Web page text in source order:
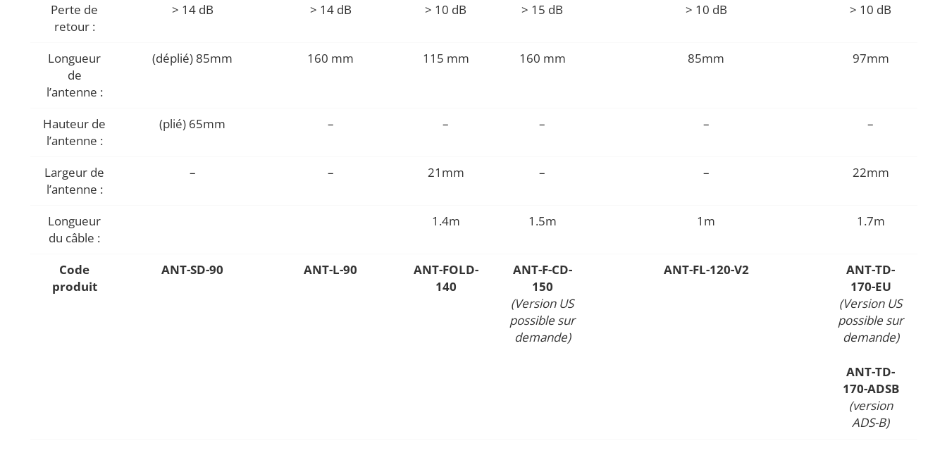
Perte de
retour :
> 14 dB > 14 dB > 10 dB > 15 dB > 10 dB > 10 dB
Longueur
de
l’antenne :
(déplié) 85mm 160 mm 115 mm 160 mm 85mm 97mm
Hauteur de
l’antenne :
(plié) 65mm – – – – –
Largeur de
l’antenne :
– – 21mm – – 22mm
Longueur
du câble :
1.4m 1.5m 1m 1.7m
Code
produit
ANT-SD-90 ANT-L-90
ANT-FOLD-
140
ANT-F-CD-
150
(Version US
possible sur
demande)
ANT-FL-120-V2
ANT-TD-
170-EU
(Version US
possible sur
demande)
ANT-TD-
170-ADSB
(version
ADS-B)